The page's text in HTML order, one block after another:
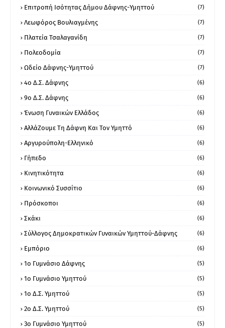
Επιτροπή Ισότητας Δήμου Δάφνης-Υμηττού (7)
Λεωφόρος Βουλιαγμένης (7)
Πλατεία Τσαλαγανίδη (7)
Πολεοδομία (7)
Ωδείο Δάφνης-Υμηττού (7)
4ο Δ.Σ. Δάφνης (6)
9ο Δ.Σ. Δάφνης (6)
Ένωση Γυναικών Ελλάδος (6)
ΑλλάΖουμε Τη Δάφνη Και Τον Υμηττό (6)
Αργυρούπολη-Ελληνικό (6)
Γήπεδο (6)
Κινητικότητα (6)
Κοινωνικό Συσσίτιο (6)
Πρόσκοποι (6)
Σκάκι (6)
Σύλλογος Δημοκρατικών Γυναικών Υμηττού-Δάφνης (6)
Εμπόριο (6)
1ο Γυμνάσιο Δάφνης (5)
1ο Γυμνάσιο Υμηττού (5)
1ο Δ.Σ. Υμηττού (5)
2ο Δ.Σ. Υμηττού (5)
3ο Γυμνάσιο Υμηττού (5)